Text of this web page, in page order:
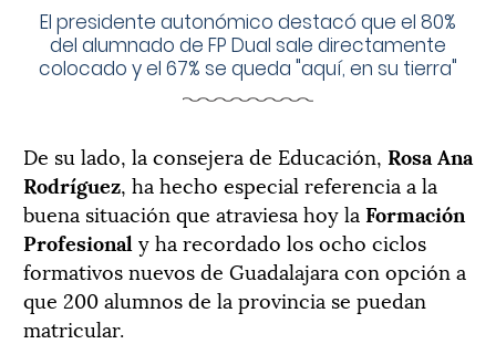
El presidente autonómico destacó que el 80%
del alumnado de FP Dual sale directamente
colocado y el 67% se queda "aquí, en su tierra"
De su lado, la consejera de Educación, Rosa Ana
Rodríguez, ha hecho especial referencia a la
buena situación que atraviesa hoy la Formación
Profesional y ha recordado los ocho ciclos
formativos nuevos de Guadalajara con opción a
que 200 alumnos de la provincia se puedan
matricular.